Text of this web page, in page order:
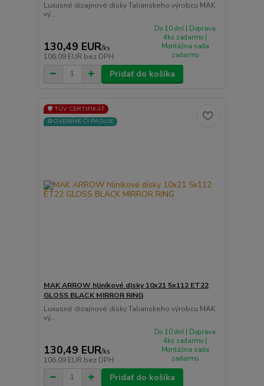
Luxusné dizajnové disky Talianskeho výrobcu MAK
vý...
130,49 EUR/ks
106,09 EUR bez DPH
Do 10 dní | Doprava
4ks zadarmo |
Montážna sada
zadarmo
Pridať do košíka
🛡️ TÜV CERTIFIKÁT
⚙️OVERÍME ČI PASUJE
MAK ARROW hliníkové disky 10x21 5x112 ET22
GLOSS BLACK MIRROR RING
Luxusné dizajnové disky Talianskeho výrobcu MAK
vý...
130,49 EUR/ks
106,09 EUR bez DPH
Do 10 dní | Doprava
4ks zadarmo |
Montážna sada
zadarmo
Pridať do košíka